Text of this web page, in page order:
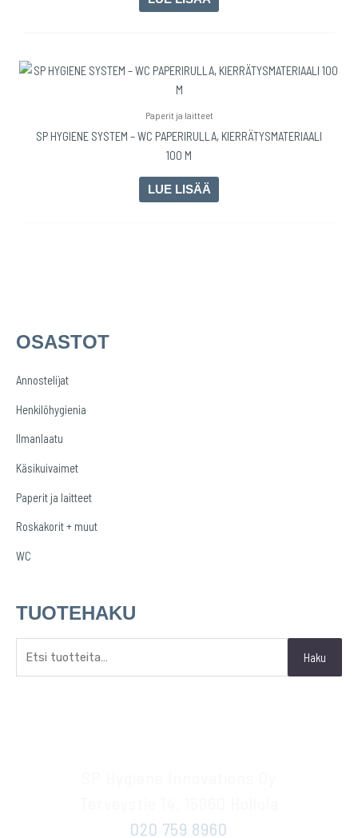
OSASTOT
Annostelijat
Henkilöhygienia
Ilmanlaatu
Käsikuivaimet
Paperit ja laitteet
Roskakorit + muut
WC
TUOTEHAKU
E
s
:
Haku
Paperit ja laitteet
SP HYGIENE SYSTEM – WC PAPERIRULLA, KIERRÄTYSMATERIAALI
100 M
LUE LISÄÄ
020 759 8960